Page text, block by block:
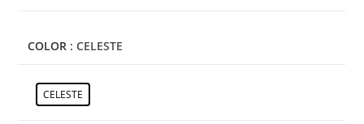
COLOR : CELESTE
CELESTE